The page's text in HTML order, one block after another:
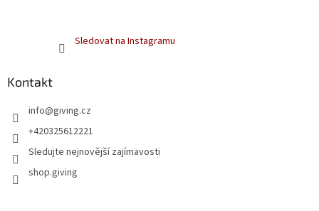
Sledovat na Instagramu
Kontakt
info@giving.cz
+420325612221
Sledujte nejnovější zajímavosti
shop.giving